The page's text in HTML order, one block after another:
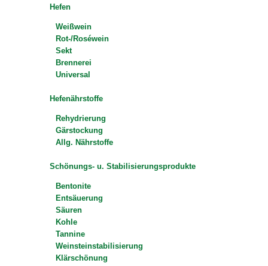
Hefen
Weißwein
Rot-/Roséwein
Sekt
Brennerei
Universal
Hefenährstoffe
Rehydrierung
Gärstockung
Allg. Nährstoffe
Schönungs- u. Stabilisierungsprodukte
Bentonite
Entsäuerung
Säuren
Kohle
Tannine
Weinsteinstabilisierung
Klärschönung